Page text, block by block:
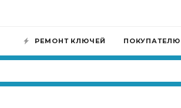
РЕМОНТ КЛЮЧЕЙ ПОКУПАТЕЛЮ